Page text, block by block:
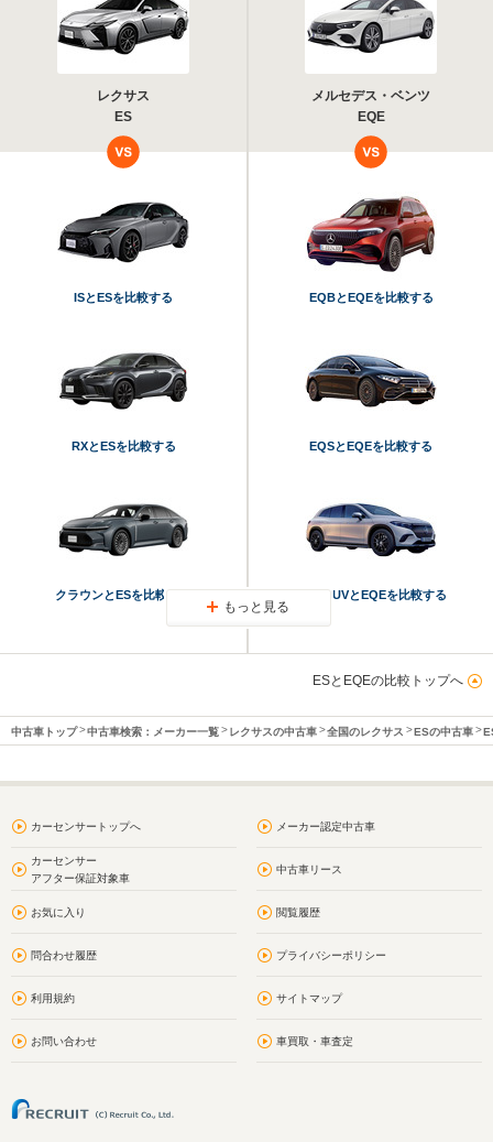
レクサス
ES
メルセデス・ベンツ
EQE
ISとESを比較する
RXとESを比較する
クラウンとESを比較する
EQBとEQEを比較する
EQSとEQEを比較する
EQS SUVとEQEを比較する
もっと見る
ESとEQEの比較トップへ
中古車トップ 中古車検索：メーカー一覧 レクサスの中古車 全国のレクサス ESの中古車
カーセンサートップへ メーカー認定中古車
カーセンサー
アフター保証対象車
中古車リース
お気に入り 閲覧履歴
問合わせ履歴 プライバシーポリシー
利用規約 サイトマップ
お問い合わせ 車買取・車査定